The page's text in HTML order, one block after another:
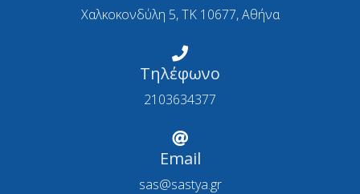
Χαλκοκονδύλη 5, ΤΚ 10677, Αθήνα
Τηλέφωνο
2103634377
Email
sas@sastya.gr